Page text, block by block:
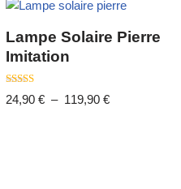
Lampe Solaire Pierre
Imitation
Note
5.00
24,90€ – 119,90€